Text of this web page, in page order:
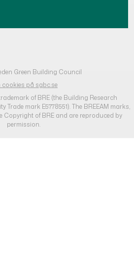
Green Building Council
cookies på sgbc.se
of BRE (the Building Research
Trade mark E5778551). The BREEAM marks,
Copyright of BRE and are reproduced by
permission.